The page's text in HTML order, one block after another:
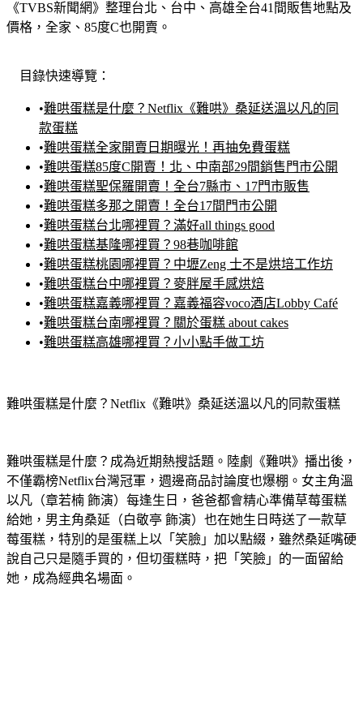
《TVBS新聞網》整理台北、台中、高雄全台41間販售地點及
價格，全家、85度C也開賣。
目錄快速導覽：
•難哄蛋糕是什麼？Netflix《難哄》桑延送溫以凡的同
款蛋糕
•難哄蛋糕全家開賣日期曝光！再抽免費蛋糕
•難哄蛋糕85度C開賣！北、中南部29間銷售門市公開
•難哄蛋糕聖保羅開賣！全台7縣市、17門市販售
•難哄蛋糕多那之開賣！全台17間門市公開
•難哄蛋糕台北哪裡買？滿好all things good
•難哄蛋糕基隆哪裡買？98巷咖啡館
•難哄蛋糕桃園哪裡買？中壢Zeng 士不是烘培工作坊
•難哄蛋糕台中哪裡買？麥胖屋手感烘焙
•難哄蛋糕嘉義哪裡買？嘉義福容voco酒店Lobby Café
•難哄蛋糕台南哪裡買？關於蛋糕 about cakes
•難哄蛋糕高雄哪裡買？小小點手做工坊
難哄蛋糕是什麼？Netflix《難哄》桑延送溫以凡的同款蛋糕
難哄蛋糕是什麼？成為近期熱搜話題。陸劇《難哄》播出後，
不僅霸榜Netflix台灣冠軍，週邊商品討論度也爆棚。女主角溫
以凡（章若楠 飾演）每逢生日，爸爸都會精心準備草莓蛋糕
給她，男主角桑延（白敬亭 飾演）也在她生日時送了一款草
莓蛋糕，特別的是蛋糕上以「笑臉」加以點綴，雖然桑延嘴硬
說自己只是隨手買的，但切蛋糕時，把「笑臉」的一面留給
她，成為經典名場面。